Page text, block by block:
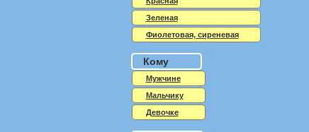
Зеленая
Фиолетовая, сиреневая
Кому
Мужчине
Мальчику
Девочке